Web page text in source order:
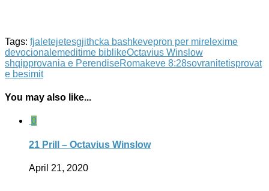
Tags: fjaletejetesgjithcka bashkevepron per mire lexime
devocionalemeditime biblikeOctavius Winslow
shqipprovania e PerendiseRomakeve 8:28sovranitetisprovat
e besimit
You may also like...
0
21 Prill – Octavius Winslow
April 21, 2020